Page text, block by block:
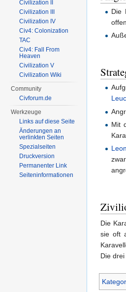
Die
Mit
Die
sie oft
Die
Civilization II
Civilization III
Civilization IV
Civ4: Colonization
TAC
Civ4: Fall From
Heaven
Civilization V
Civilization Wiki
Community
Civforum.de
Werkzeuge
Links auf diese Seite
Änderungen an
verlinkten Seiten
Spezialseiten
Druckversion
Permanenter Link
Seiten­informationen